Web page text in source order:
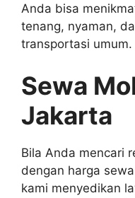
Anda bisa
tenang, nyaman,
transportasi umum.
Sewa
Jakarta
Bila Anda mencari
dengan harga
kami menyedikan